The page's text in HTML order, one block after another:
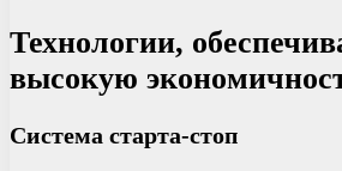
Технологии,
высокую
Система старта-стоп